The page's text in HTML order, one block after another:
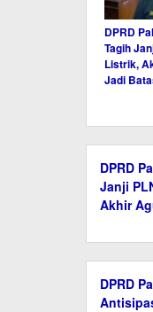
DPRD
Tagih
Listrik,
Jadi
DPRD
Janji
Akhir
DPRD